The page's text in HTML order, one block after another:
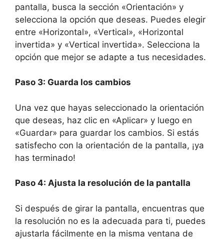
pantalla, busca la sección «Orientación» y
selecciona la opción que deseas. Puedes elegir
entre «Horizontal», «Vertical», «Horizontal
invertida» y «Vertical invertida». Selecciona la
opción que mejor se adapte a tus necesidades.
Paso 3: Guarda los cambios
Una vez que hayas seleccionado la orientación
que deseas, haz clic en «Aplicar» y luego en
«Guardar» para guardar los cambios. Si estás
satisfecho con la orientación de la pantalla, ¡ya
has terminado!
Paso 4: Ajusta la resolución de la pantalla
Si después de girar la pantalla, encuentras que
la resolución no es la adecuada para ti, puedes
ajustarla fácilmente en la misma ventana de